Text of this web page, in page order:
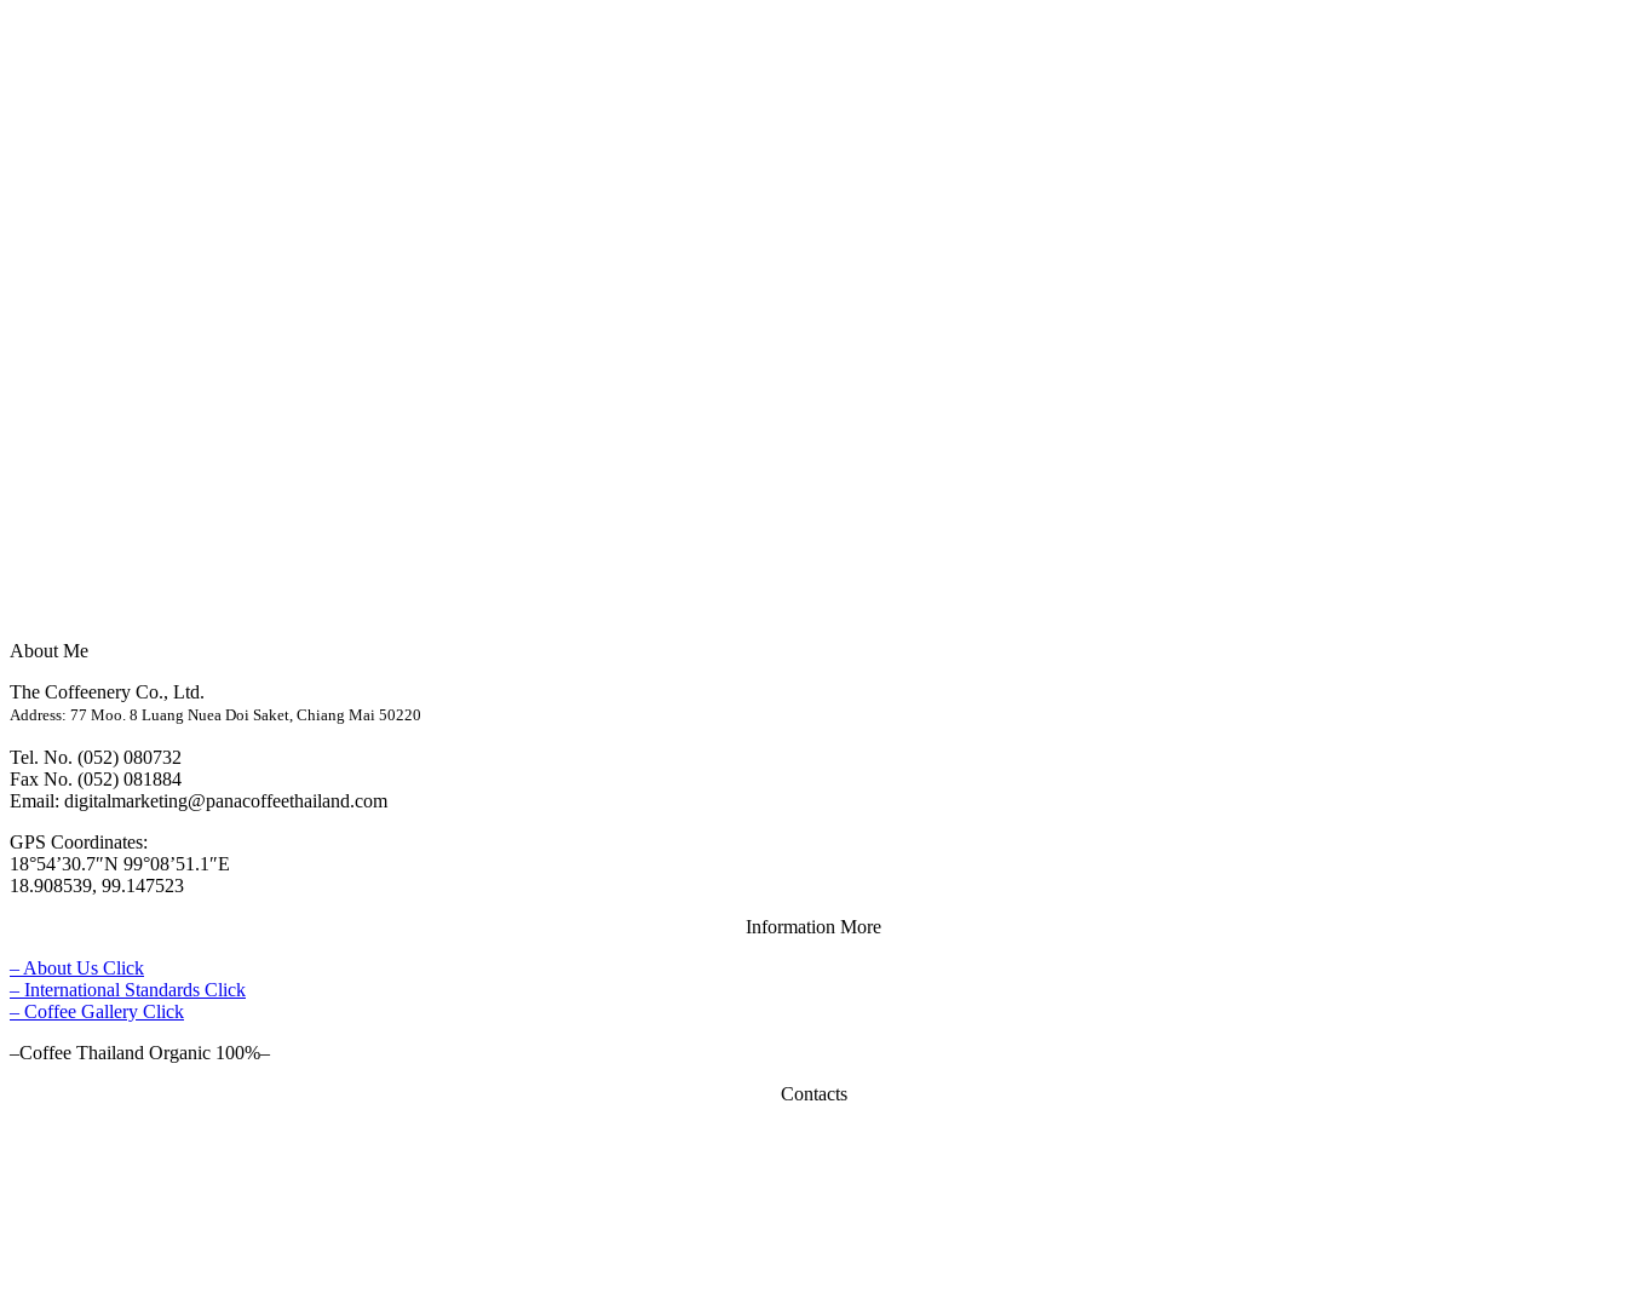
About Me
The Coffeenery Co., Ltd.
Address: 77 Moo. 8 Luang Nuea Doi Saket, Chiang Mai 50220
Tel. No. (052) 080732
Fax No. (052) 081884
Email: digitalmarketing@panacoffeethailand.com
GPS Coordinates:
18°54’30.7″N 99°08’51.1″E
18.908539, 99.147523
Information More
– About Us Click
– International Standards Click
– Coffee Gallery Click
–Coffee Thailand Organic 100%–
Contacts